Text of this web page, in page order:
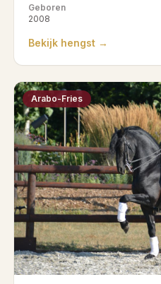
Geboren
2008
Bekijk hengst →
Arabo-Fries